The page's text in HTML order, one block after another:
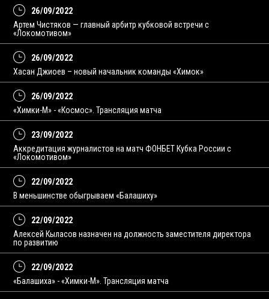
26/09/2022
Артем Чистяков — главный арбитр кубковой встречи с
«Локомотивом»
26/09/2022
Хасан Джиоев – новый начальник команды «Химок»
26/09/2022
«Химки-М» - «Космос». Трансляция матча
23/09/2022
Аккредитация журналистов на матч ФОНБЕТ Кубка России с
«Локомотивом»
22/09/2022
В меньшинстве обыгрываем «Балашиху»
22/09/2022
Алексей Кыласов назначен на должность заместителя директора
по развитию
22/09/2022
«Балашиха» - «Химки-М». Трансляция матча